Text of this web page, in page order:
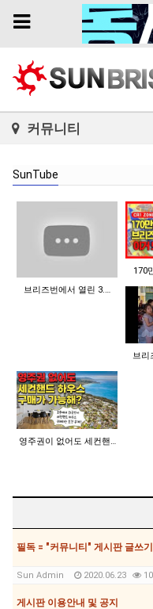
Toggle
커뮤니티
SunTube
브리즈번에서 열린 3.…
170
브리
영주권이 없어도 세컨핸…
필독 = "커뮤니티" 게시판 글쓰
Sun Admin 2020.06.23
게시판 이용안내 및 공지